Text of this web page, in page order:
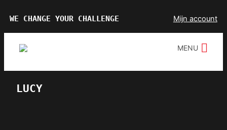
naar
inhoud
WE CHANGE YOUR CHALLENGE Mijn account
MENU
LUCY